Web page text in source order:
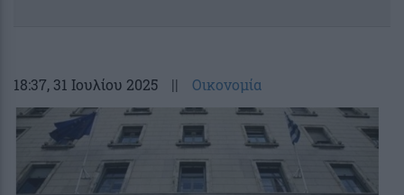
18:37, 31 Ιουλίου 2025 || Οικονομία